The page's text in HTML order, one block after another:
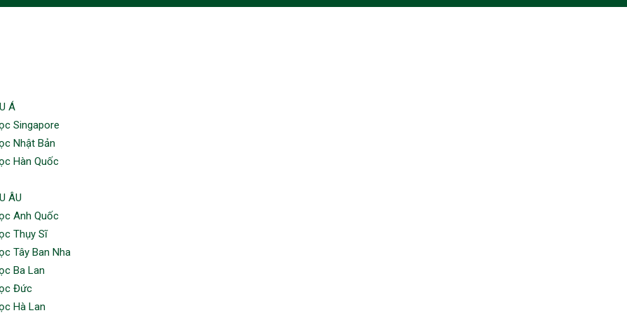
Á
Singapore
Nhật Bản
Hàn Quốc
ÂU
Anh Quốc
Thụy Sĩ
Tây Ban Nha
Ba Lan
Đức
Hà Lan